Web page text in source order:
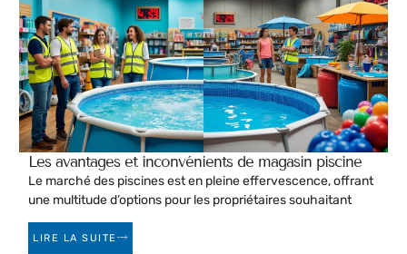
Les avantages et inconvénients de magasin piscine
Le marché des piscines est en pleine effervescence, offrant
une multitude d’options pour les propriétaires souhaitant
LIRE LA SUITE